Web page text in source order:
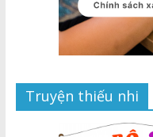
Truyện thiếu nhi